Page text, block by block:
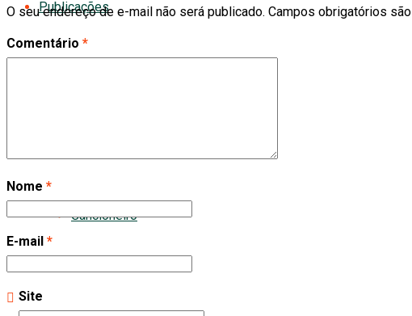
Publicações
Cancioneiro
O seu endereço de e-mail não será publicado. Campos obrigatórios
Comentário *
Nome *
E-mail *
Site